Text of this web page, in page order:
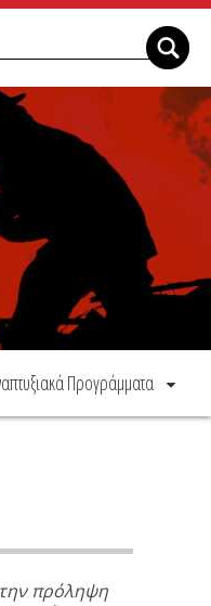
Προγράμματα
την πρόληψη